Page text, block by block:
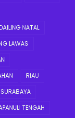
NATAL
LAWAS
RIAU
SURABAYA
TENGAH